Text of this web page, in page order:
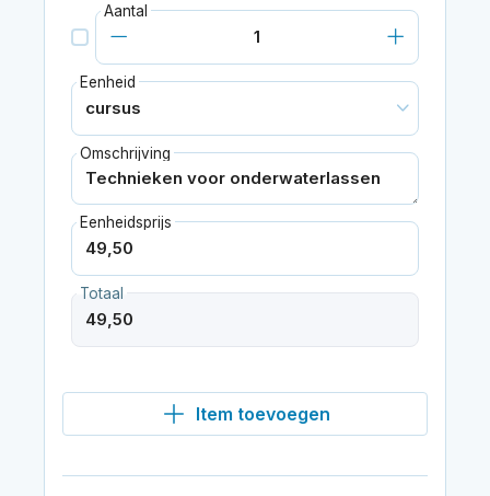
Aantal
Eenheid
Omschrijving
Eenheidsprijs
Totaal
Item toevoegen